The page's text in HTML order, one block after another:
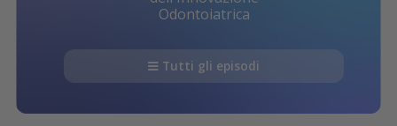
Odontoiatrica
Tutti gli episodi